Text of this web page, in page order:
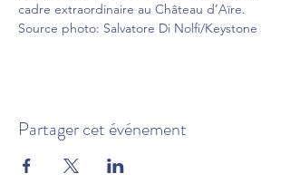
cadre extraordinaire au Château d’Aïre.
Source photo: Salvatore Di Nolfi/Keystone
Partager cet événement